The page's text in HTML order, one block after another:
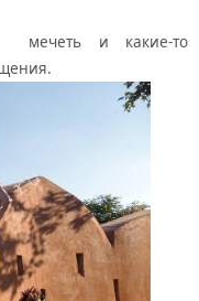
мечеть и какие-то